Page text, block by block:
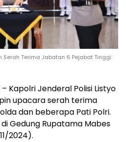
Serah Terima Jabatan 6 Pejabat Tinggi
Kapolri Jenderal Polisi Listyo
upacara serah terima
dan beberapa Pati Polri.
Gedung Rupatama Mabes
2024).